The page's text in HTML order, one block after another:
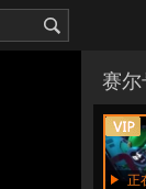
赛尔
正